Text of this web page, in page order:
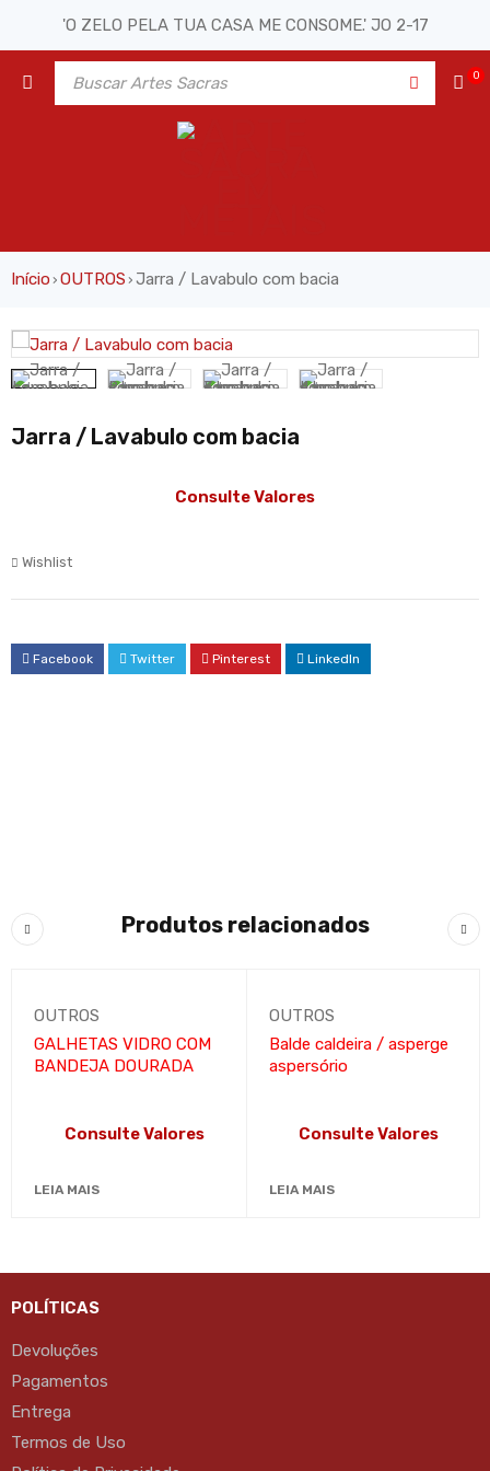
'O ZELO PELA TUA CASA ME CONSOME.' JO 2-17
0
Início› OUTROS › Jarra / Lavabulo com bacia
Jarra / Lavabulo com bacia
Consulte Valores
Wishlist
Facebook Twitter Pinterest LinkedIn
Produtos relacionados
OUTROS
GALHETAS VIDRO COM
BANDEJA DOURADA
Consulte Valores
LEIA MAIS
OUTROS
Balde caldeira / asperge
aspersório
Consulte Valores
LEIA MAIS
POLÍTICAS
Devoluções
Pagamentos
Entrega
Termos de Uso